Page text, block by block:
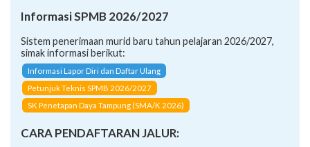
Informasi SPMB 2026/2027
Sistem penerimaan murid baru tahun pelajaran 2026/2027,
simak informasi berikut:
Informasi Lapor Diri dan Daftar Ulang
Petunjuk Teknis SPMB 2026/2027
SK Penetapan Daya Tampung (SMA/K 2026)
CARA PENDAFTARAN JALUR: